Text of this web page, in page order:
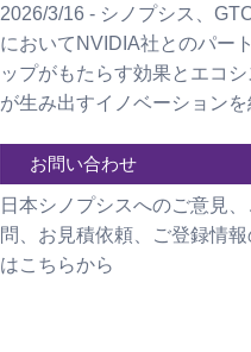
2026/3/16 - シノプシス、
においてNVIDIA社とのパー
ップがもたらす効果とエコシ
が生み出すイノベーションを
お問い合わせ
日本シノプシスへのご意見
問、お見積依頼、ご登録情
はこちらから